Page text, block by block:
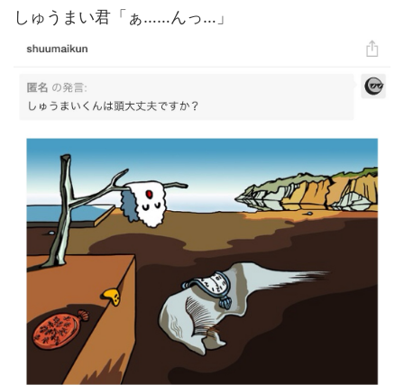
しゅうまい君「ぁ……んっ…」